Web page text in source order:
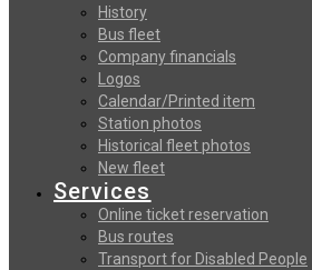
History
Bus fleet
Company financials
Logos
Calendar/Printed item
Station photos
Historical fleet photos
New fleet
Services
Online ticket reservation
Bus routes
Transport for Disabled People